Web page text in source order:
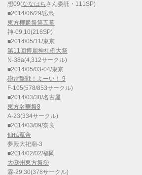
想09(ななはちさん委託・111SP)
■2014/06/29/広島
東方椰麟祭第五幕
神-09,10(216SP)
■2014/05/11/東京
第11回博麗神社例大祭
N-38a(4,312サークル)
■2014/05/03-04/東京
砲雷撃戦！よーい！ 9
F-105(578/853サークル)
■2014/03/30/名古屋
東方名華祭8
A-23(334サークル)
■2014/03/09/奈良
仙仏蒐合
夢殿大祀廟-3
■2014/02/02/福岡
大⑨州東方祭⑨
霖-29,30(378サークル)